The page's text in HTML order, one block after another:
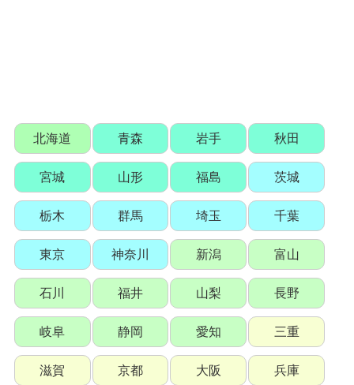
北海道 青森 岩手 秋田
宮城 山形 福島 茨城
栃木 群馬 埼玉 千葉
東京 神奈川 新潟 富山
石川 福井 山梨 長野
岐阜 静岡 愛知 三重
滋賀 京都 大阪 兵庫